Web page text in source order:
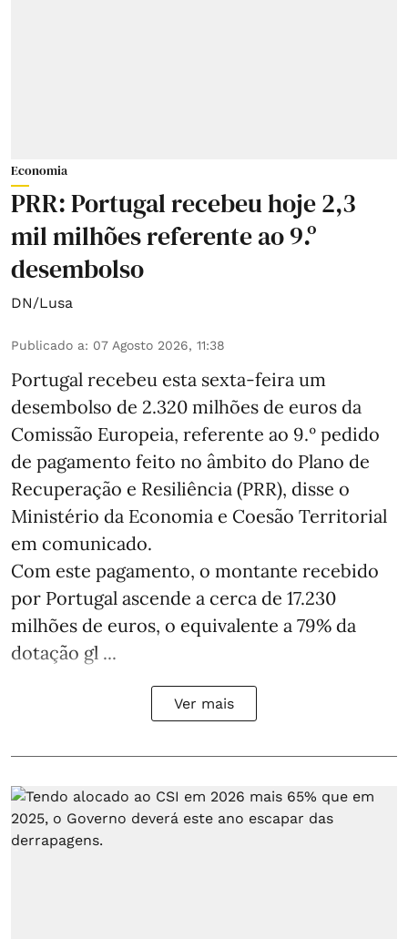
Economia
PRR: Portugal recebeu hoje 2,3
mil milhões referente ao 9.º
desembolso
DN/Lusa
Publicado a: 07 Agosto 2026, 11:38
Portugal recebeu esta sexta-feira um
desembolso de 2.320 milhões de euros da
Comissão Europeia, referente ao 9.º pedido
de pagamento feito no âmbito do Plano de
Recuperação e Resiliência (PRR), disse o
Ministério da Economia e Coesão Territorial
em comunicado.
Com este pagamento, o montante recebido
por Portugal ascende a cerca de 17.230
milhões de euros, o equivalente a 79% da
dotação gl ...
Ver mais